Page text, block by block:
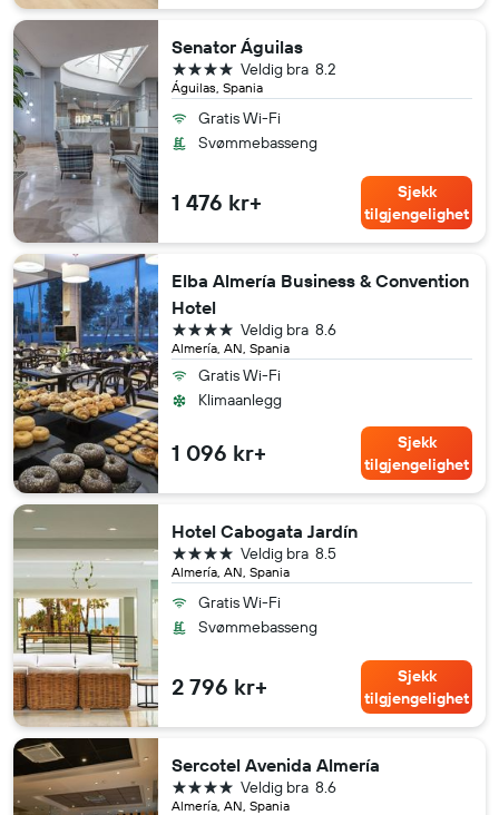
Senator Águilas
Águilas, Spania
8.2
Veldig bra
4 stjerner
Gratis Wi-Fi
Svømmebasseng
1 476 kr+
Sjekk
tilgjengelighet
Elba Almería Business & Convention
Hotel
Almería, AN, Spania
8.6
Veldig bra
4 stjerner
Gratis Wi-Fi
Klimaanlegg
1 096 kr+
Sjekk
tilgjengelighet
Hotel Cabogata Jardín
Almería, AN, Spania
8.5
Veldig bra
4 stjerner
Gratis Wi-Fi
Svømmebasseng
2 796 kr+
Sjekk
tilgjengelighet
Sercotel Avenida Almería
Almería, AN, Spania
8.6
Veldig bra
4 stjerner